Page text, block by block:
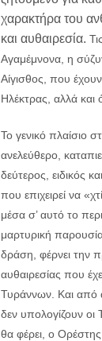
χαρακτήρα του
και αυθαιρεσία.
Αγαμέμνονα, η
Αίγισθος, που
Ηλέκτρας, αλλά και
Το γενικό πλαίσιο
ανελεύθερο,
δεύτερος, ειδικός
που επιχειρεί να
μέσα σ’ αυτό το
μαρτυρική
δράση, φέρνει την
αυθαιρεσίας που
Τυράννων. Και από
δεν υπολογίζουν οι
θα φέρει, ο Ορέστης.